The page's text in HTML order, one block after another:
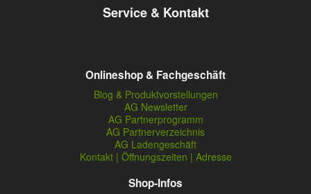
Service & Kontakt
Onlineshop & Fachgeschäft
Blog & Produktvorstellungen
AG Newsletter
AG Partnerprogramm
AG Partnerverzeichnis
AG Ladengeschäft
Kontakt | Öffnungszeiten | Adresse
Shop-Infos